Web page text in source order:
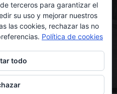
terceros para garantizar el
su uso y mejorar nuestros
las cookies, rechazar las no
Política de cookies
todo